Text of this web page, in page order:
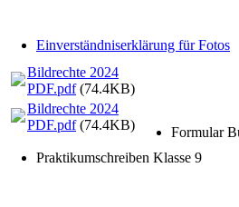
Einverständniserklärung für Fotos
Bildrechte 2024
PDF.pdf(74.4KB)
Bildrechte 2024
PDF.pdf(74.4KB)
Formular
Praktikumschreiben Klasse 9